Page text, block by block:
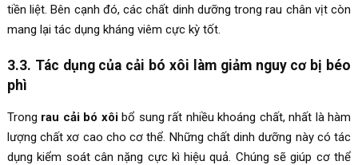
tiền liệt. Bên cạnh đó, các chất dinh dưỡng trong rau chân vịt còn
mang lại tác dụng kháng viêm cực kỳ tốt.
3.3. Tác dụng của cải bó xôi làm giảm nguy cơ bị béo
phì
Trong rau cải bó xôibổ sung rất nhiều khoáng chất, nhất là hàm
lượng chất xơ cao cho cơ thể. Những chất dinh dưỡng này có tác
dụng kiểm soát cân nặng cực kì hiệu quả. Chúng sẽ giúp cơ thể